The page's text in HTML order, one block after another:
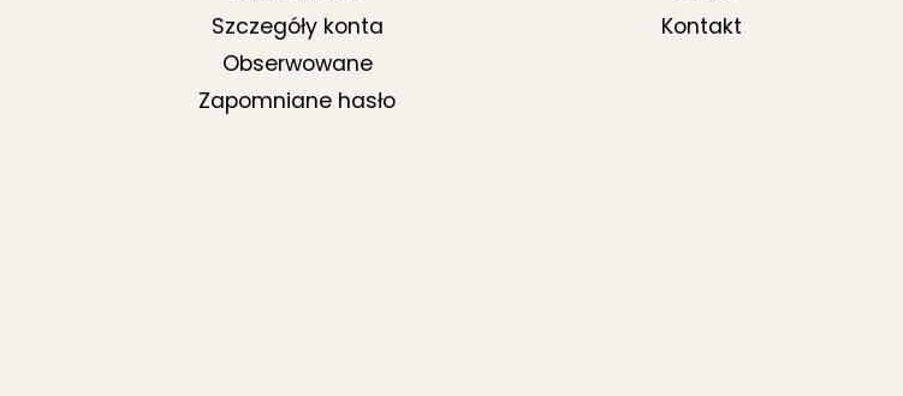
Szczegóły konta
Obserwowane
Zapomniane hasło
Kontakt